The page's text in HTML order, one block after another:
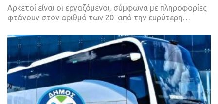
Αρκετοί είναι οι εργαζόμενοι, σύμφωνα με πληροφορίες
φτάνουν στον αριθμό των 20 από την ευρύτερη…